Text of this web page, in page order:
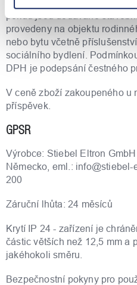
pokud jsou dodávané
provedeny na objektu
nebo bytu včetně
sociálního bydlení.
DPH je podepsání čestného
V ceně zboží zakoupeného u
příspěvek.
GPSR
Výrobce: Stiebel Eltron
Německo, eml.:
200
Záruční lhůta: 24 měsíců
Krytí IP 24 - zařízení je
částic větších než 12,5 mm a
jakéhokoli směru.
Bezpečnostní pokyny pro